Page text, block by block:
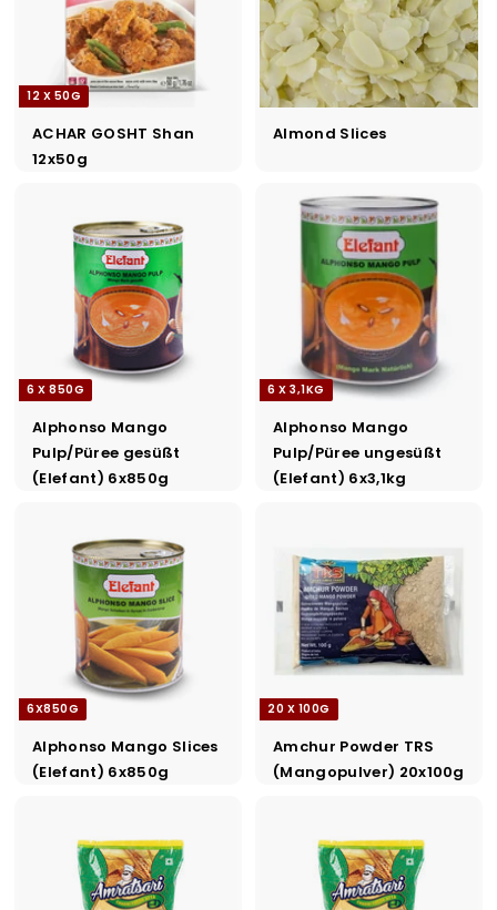
12 X 50G
ACHAR GOSHT Shan
12x50g
Almond Slices
6 X 850G
Alphonso Mango
Pulp/Püree gesüßt
(Elefant) 6x850g
6 X 3,1KG
Alphonso Mango
Pulp/Püree ungesüßt
(Elefant) 6x3,1kg
6X850G
Alphonso Mango Slices
(Elefant) 6x850g
20 X 100G
Amchur Powder TRS
(Mangopulver) 20x100g